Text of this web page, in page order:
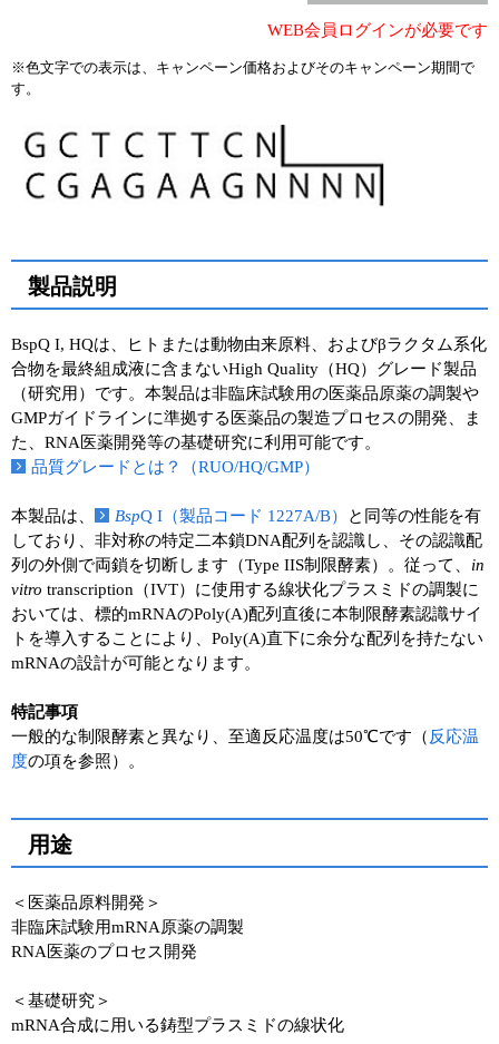
※色文字での表示は、キャンペーン価格およびそのキャンペーン期間で
す。
WEB会員ログインが必要です
製品説明
BspQ I, HQは、ヒトまたは動物由来原料、およびβラクタム系化
合物を最終組成液に含まないHigh Quality（HQ）グレード製品
（研究用）です。本製品は非臨床試験用の医薬品原薬の調製や
GMPガイドラインに準拠する医薬品の製造プロセスの開発、ま
た、RNA医薬開発等の基礎研究に利用可能です。
品質グレードとは？（RUO/HQ/GMP）
本製品は、 BspQ I（製品コード 1227A/B）
と同等の性能を有
しており、非対称の特定二本鎖DNA配列を認識し、その認識配
列の外側で両鎖を切断します（Type IIS制限酵素）。従って、 in
vitro transcription（IVT）に使用する線状化プラスミドの調製に
おいては、標的mRNAのPoly(A)配列直後に本制限酵素認識サイ
トを導入することにより、Poly(A)直下に余分な配列を持たない
mRNAの設計が可能となります。
特記事項
一般的な制限酵素と異なり、至適反応温度は50℃です（反応温
度の項を参照）。
用途
＜医薬品原料開発＞
非臨床試験用mRNA原薬の調製
RNA医薬のプロセス開発
＜基礎研究＞
mRNA合成に用いる鋳型プラスミドの線状化